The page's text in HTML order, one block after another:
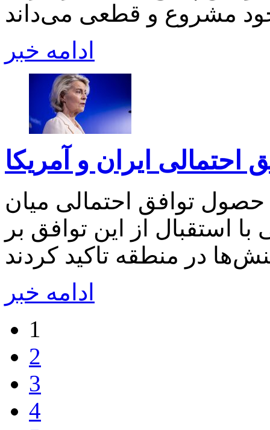
ادامه خبر
احتمالی ایران و آمریکا
حصول توافق احتمالی میان
با استقبال از این توافق بر
ادامه خبر
1
2
3
4